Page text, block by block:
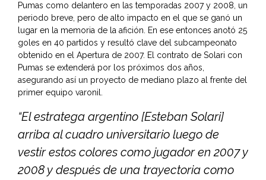
Pumas como delantero en las temporadas 2007 y 2008, un
periodo breve, pero de alto impacto en el que se ganó un
lugar en la memoria de la afición. En ese entonces anotó 25
goles en 40 partidos y resultó clave del subcampeonato
obtenido en el Apertura de 2007. El contrato de Solari con
Pumas se extenderá por los próximos dos años,
asegurando así un proyecto de mediano plazo al frente del
primer equipo varonil.
“El estratega argentino [Esteban Solari]
arriba al cuadro universitario luego de
vestir estos colores como jugador en 2007 y
2008 y después de una trayectoria como